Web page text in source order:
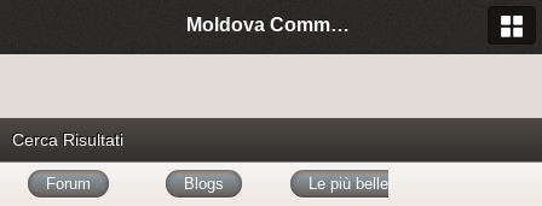
Moldova Community Italia
Cerca Risultati
Forum Blogs Le più belle